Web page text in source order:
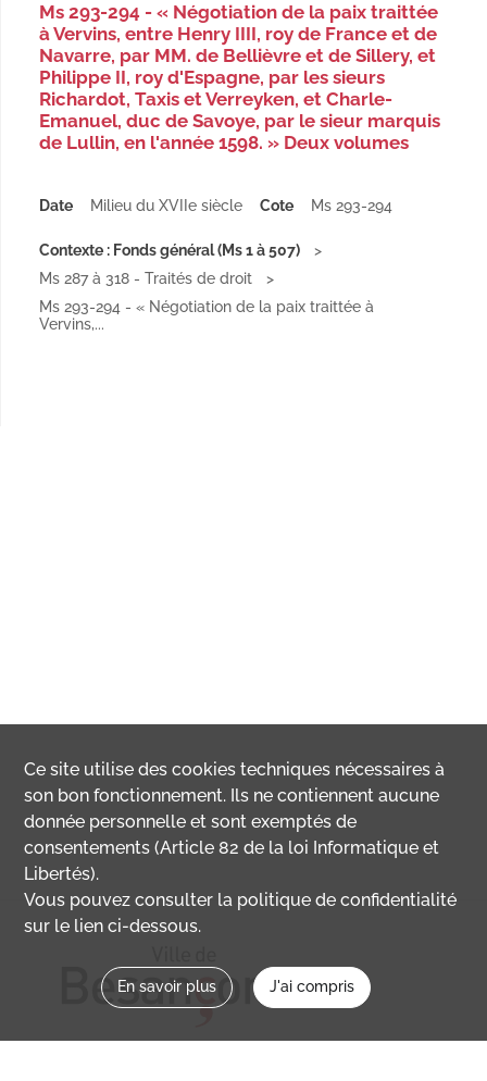
Ms 293-294 - « Négotiation de la paix traittée
à Vervins, entre Henry IIII, roy de France et de
Navarre, par MM. de Bellièvre et de Sillery, et
Philippe II, roy d'Espagne, par les sieurs
Richardot, Taxis et Verreyken, et Charle-
Emanuel, duc de Savoye, par le sieur marquis
de Lullin, en l'année 1598. » Deux volumes
Date Milieu du XVIIe siècle Cote Ms 293-294
Contexte : Fonds général (Ms 1 à 507)
Ms 287 à 318 - Traités de droit
Ms 293-294 - « Négotiation de la paix traittée à
Vervins,...
Ce site utilise descookies techniques nécessaires à
son bon fonctionnement. Ils ne contiennent aucune
donnée personnelle et sont exemptés de
consentements (Article 82 de la loi Informatique et
Libertés).
Vous pouvez consulter la politique de confidentialité
sur le lien ci-dessous.
En savoir plus J'ai compris